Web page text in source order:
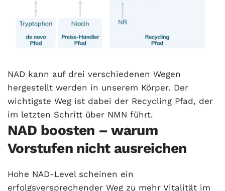
NAD kann auf drei verschiedenen Wegen
hergestellt werden in unserem Körper. Der
wichtigste Weg ist dabei der Recycling Pfad, der
im letzten Schritt über NMN führt.
NAD boosten – warum
Vorstufen nicht ausreichen
Hohe NAD-Level scheinen ein
erfolgsversprechender Weg zu mehr Vitalität im